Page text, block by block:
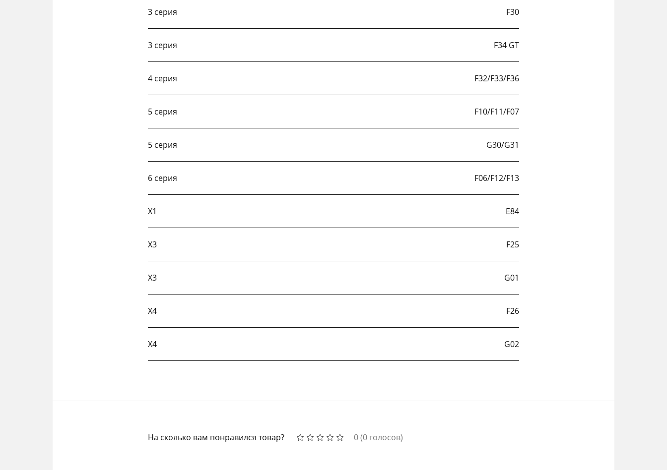
3 серия F30
3 серия F34 GT
4 серия F32/F33/F36
5 серия F10/F11/F07
5 серия G30/G31
6 серия F06/F12/F13
X1 E84
X3 F25
X3 G01
X4 F26
X4 G02
На сколько вам понравился товар? 0(0 голосов)